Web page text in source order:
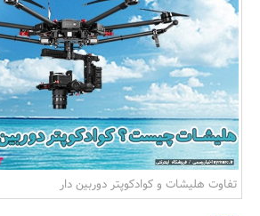
تفاوت هلیشات و کوادکوپتر دوربین دار